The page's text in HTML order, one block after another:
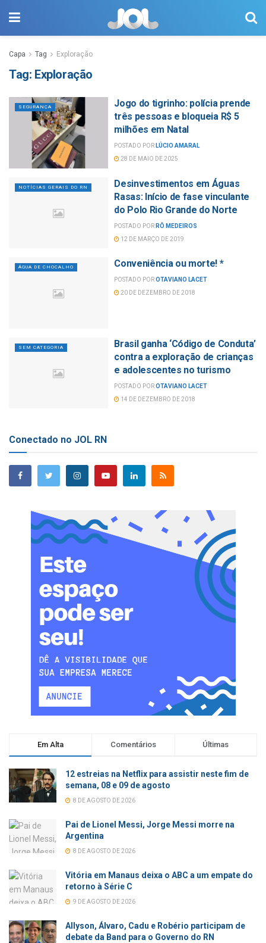
Capa Tag Exploração
Tag: Exploração
SEGURANÇA
Jogo do tigrinho: polícia prende
três pessoas e bloqueia R$ 5
milhões em Natal
POSTADO POR LÚCIO AMARAL
28 DE MAIO DE 2025
NOTÍCIAS GERAIS DO RN
Desinvestimentos em Águas
Rasas: Início de fase vinculante
do Polo Rio Grande do Norte
POSTADO POR RÔ MEDEIROS
12 DE MARÇO DE 2019
ÁGUA DE CHOCALHO Conveniência ou morte! *
POSTADO POROTAVIANO LACET
20 DE DEZEMBRO DE 2018
SEM CATEGORIA
Brasil ganha ‘Código de Conduta’
contra a exploração de crianças
e adolescentes no turismo
POSTADO POROTAVIANO LACET
14 DE DEZEMBRO DE 2018
Conectado no JOL RN
Em Alta Comentários Últimas
12 estreias na Netflix para assistir neste fim de
semana, 08 e 09 de agosto
8 DE AGOSTO DE 2026
Pai de Lionel Messi, Jorge Messi morre na
Argentina
8 DE AGOSTO DE 2026
Vitória em Manaus deixa o ABC a um empate do
retorno à Série C
9 DE AGOSTO DE 2026
Allyson, Álvaro, Cadu e Robério participam de
debate da Band para o Governo do RN